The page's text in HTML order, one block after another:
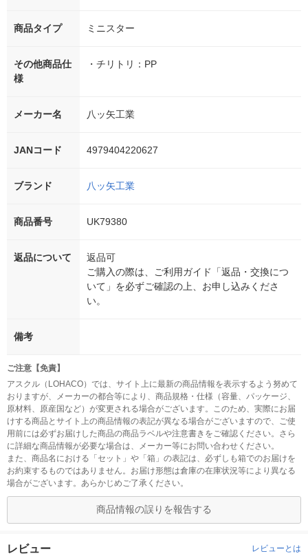
商品タイプ ミニスター
その他商品仕
様
・チリトリ：PP
メーカー名 八ッ矢工業
JANコード 4979404220627
ブランド 八ッ矢工業
商品番号 UK79380
返品について
返品可
ご購入の際は、ご利用ガイド「返品・交換につ
いて」を必ずご確認の上、お申し込みくださ
い。
備考
ご注意【免責】
アスクル（LOHACO）では、サイト上に最新の商品情報を表示するよう努めて
おりますが、メーカーの都合等により、商品規格・仕様（容量、パッケージ、
原材料、原産国など）が変更される場合がございます。このため、実際にお届
けする商品とサイト上の商品情報の表記が異なる場合がございますので、ご使
用前には必ずお届けした商品の商品ラベルや注意書きをご確認ください。さら
に詳細な商品情報が必要な場合は、メーカー等にお問い合わせください。
また、商品名における「セット」や「箱」の表記は、必ずしも箱でのお届けを
お約束するものではありません。お届け形態は倉庫の在庫状況等により異なる
場合がございます。あらかじめご了承ください。
商品情報の誤りを報告する
レビュー レビューとは